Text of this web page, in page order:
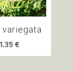
variegata
1.35€